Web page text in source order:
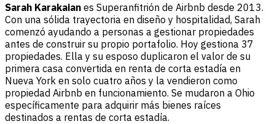
Sarah Karakaian es Superanfitrión de Airbnb desde 2013.
Con una sólida trayectoria en diseño y hospitalidad, Sarah
comenzó ayudando a personas a gestionar propiedades
antes de construir su propio portafolio. Hoy gestiona 37
propiedades. Ella y su esposo duplicaron el valor de su
primera casa convertida en renta de corta estadía en
Nueva York en solo cuatro años y la vendieron como
propiedad Airbnb en funcionamiento. Se mudaron a Ohio
específicamente para adquirir más bienes raíces
destinados a rentas de corta estadía.